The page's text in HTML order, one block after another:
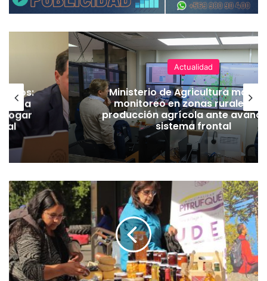
PC a
Actualidad
Ministerio de Agricultura
monitoreo en zonas rurales y
producción agrícola ante
sistema frontal
E
s
t
e
f
i
n
d